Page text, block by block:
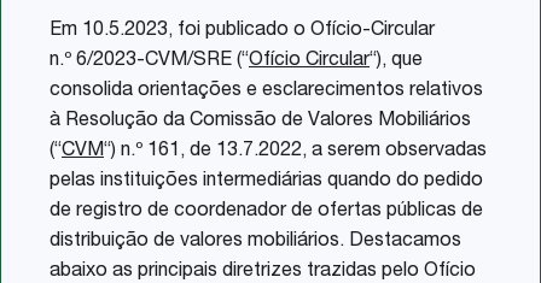
Em 10.5.2023, foi publicado o Ofício-Circular
n.º 6/2023-CVM/SRE (“Ofício Circular“), que
consolida orientações e esclarecimentos relativos
à Resolução da Comissão de Valores Mobiliários
(“CVM“) n.º 161, de 13.7.2022, a serem observadas
pelas instituições intermediárias quando do pedido
de registro de coordenador de ofertas públicas de
distribuição de valores mobiliários. Destacamos
abaixo as principais diretrizes trazidas pelo Ofício